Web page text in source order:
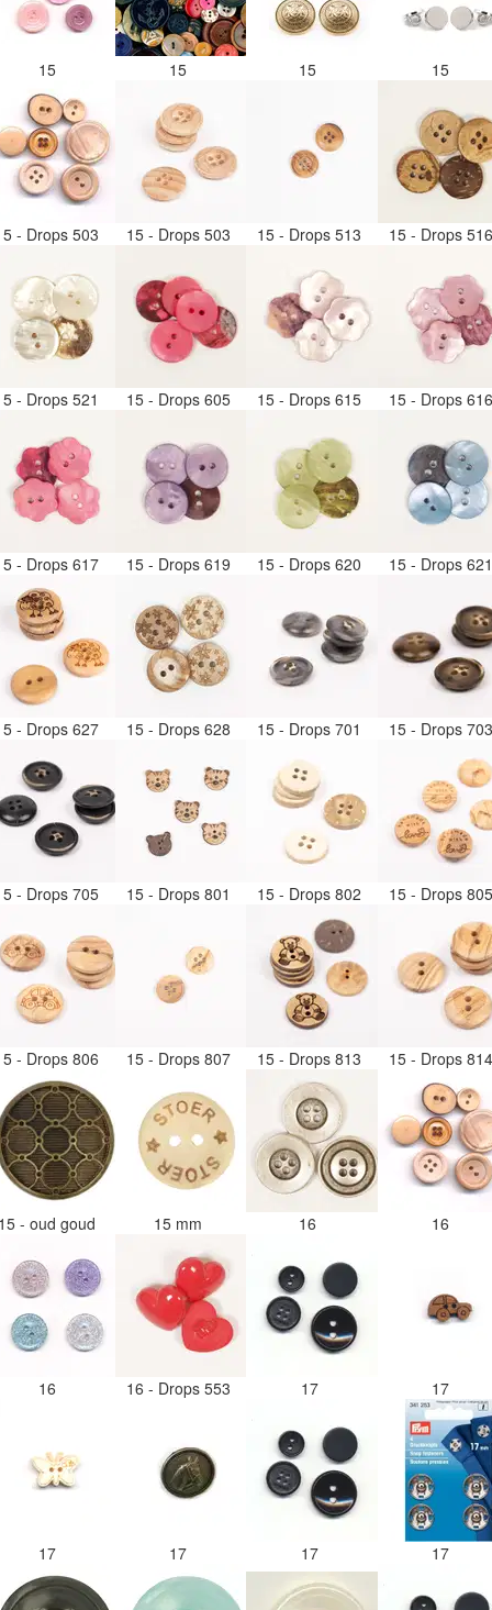
15 15 15 15
- Drops 503 15 - Drops 503 15 - Drops 513 15 - Drops
- Drops 521 15 - Drops 605 15 - Drops 615 15 - Drops
- Drops 617 15 - Drops 619 15 - Drops 620 15 - Drops
- Drops 627 15 - Drops 628 15 - Drops 701 15 - Drops
- Drops 705 15 - Drops 801 15 - Drops 802 15 - Drops
- Drops 806 15 - Drops 807 15 - Drops 813 15 - Drops
- oud goud 15 mm 16 16
16 16 - Drops 553 17 17
17 17 17 17